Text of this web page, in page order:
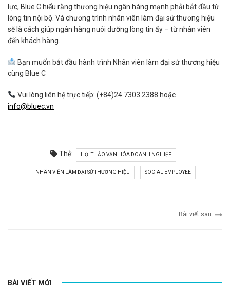
lực, Blue C hiểu rằng thương hiệu ngân hàng mạnh phải bắt đầu từ
lòng tin nội bộ. Và chương trình nhân viên làm đại sứ thương hiệu
sẽ là cách giúp ngân hàng nuôi dưỡng lòng tin ấy – từ nhân viên
đến khách hàng.
Bạn muốn bắt đầu hành trình Nhân viên làm đại sứ thương hiệu
cùng Blue C
Vui lòng liên hệ trực tiếp: (+84)24 7303 2388 hoặc
info@bluec.vn
Thẻ: HỘI THẢO VĂN HÓA DOANH NGHIỆP
NHÂN VIÊN LÀM ĐẠI SỨ THƯƠNG HIỆU SOCIAL EMPLOYEE
Bài viết sau
BÀI VIẾT MỚI